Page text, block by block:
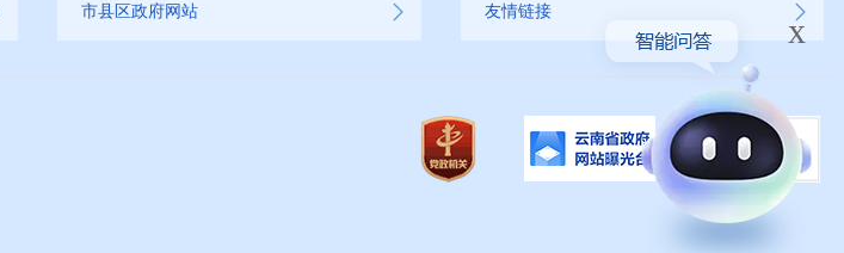
市县区政府网站 友情链接 x